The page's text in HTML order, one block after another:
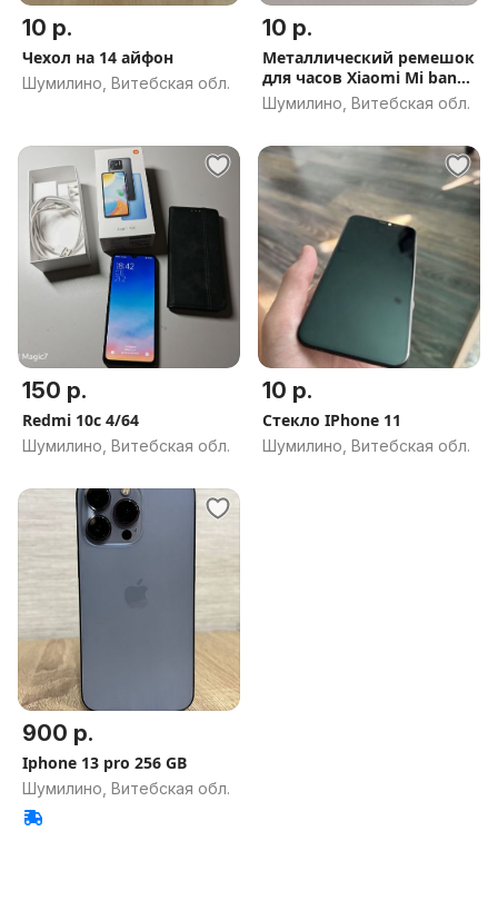
10 р.
Чехол на 14 айфон
Шумилино, Витебская обл.
10 р.
Металлический ремешок
для часов Xiaomi Mi band
7
Шумилино, Витебская обл.
150 р.
Redmi 10c 4/64
Шумилино, Витебская обл.
10 р.
Стекло IPhone 11
Шумилино, Витебская обл.
900 р.
Iphone 13 pro 256 GB
Шумилино, Витебская обл.